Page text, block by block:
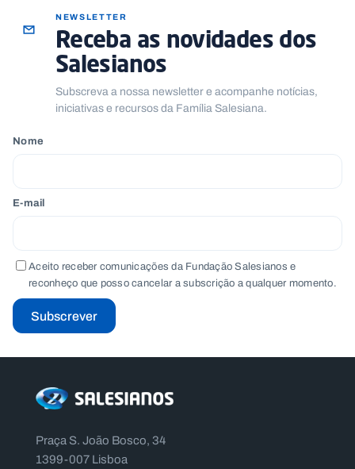
NEWSLETTER
Receba as novidades dos
Salesianos
Subscreva a nossa newsletter e acompanhe notícias,
iniciativas e recursos da Família Salesiana.
Nome
E-mail
Aceito receber comunicações da Fundação Salesianos e
reconheço que posso cancelar a subscrição a qualquer momento.
Subscrever
Praça S. João Bosco, 34
1399-007 Lisboa